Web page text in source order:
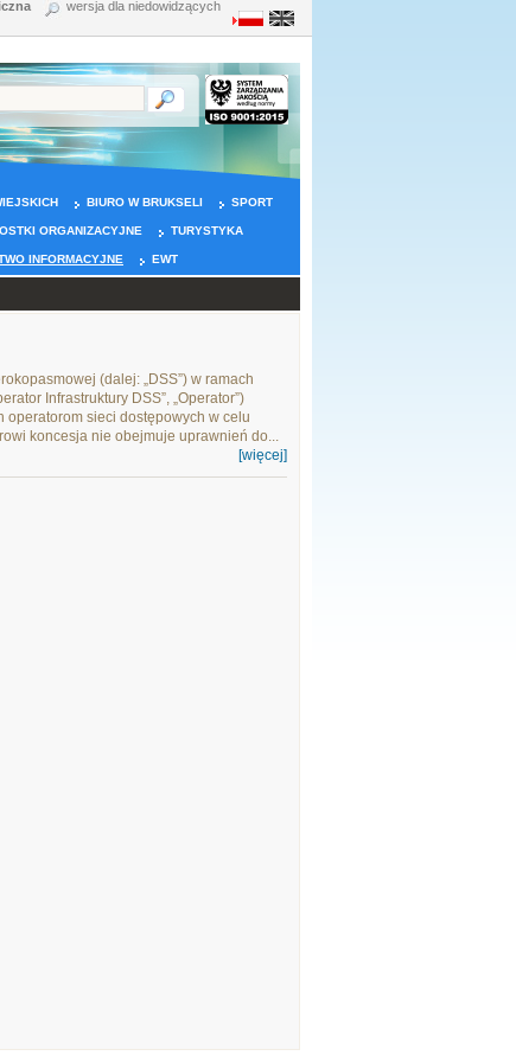
wersja dla niedowidzących
BIURO W BRUKSELI SPORT
ORGANIZACYJNE TURYSTYKA
INFORMACYJNE EWT
(dalej: „DSS”) w ramach
Infrastruktury DSS”, „Operator”)
operatorom sieci dostępowych w celu
koncesja nie obejmuje uprawnień do...
[więcej]